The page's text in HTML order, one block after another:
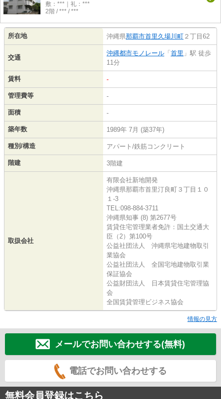
敷：***｜礼：***
2階 / *** / ***
所在地 沖縄県那覇市首里久場川町 ２丁目62
交通
沖縄都市モノレール 「 首里 」駅 徒歩
11分
賃料 -
管理費等 -
面積 -
築年数 1989年 7月 (築37年)
種別/構造 アパート/鉄筋コンクリート
階建 3階建
取扱会社
有限会社新地開発
沖縄県那覇市首里汀良町３丁目１０
１-3
TEL:098-884-3711
沖縄県知事 (8) 第2677号
賃貸住宅管理業者免許：国土交通大
臣（2）第100号
公益社団法人 沖縄県宅地建物取引
業協会
公益社団法人 全国宅地建物取引業
保証協会
公益財団法人 日本賃貸住宅管理協
会
全国賃貸管理ビジネス協会
情報の見方
メールでお問い合わせする(無料)
電話でお問い合わせする
無料会員登録はこちら